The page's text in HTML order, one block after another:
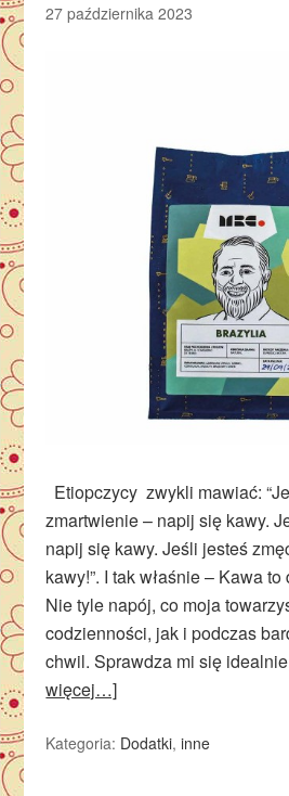
27 października 2023
Etiopczycy zwykli mawiać:
zmartwienie – napij się kawy.
napij się kawy. Jeśli jesteś
kawy!”. I tak właśnie – Kawa
Nie tyle napój, co moja
codzienności, jak i podczas
chwil. Sprawdza mi się
więcej…]
Kategoria: Dodatki,inne